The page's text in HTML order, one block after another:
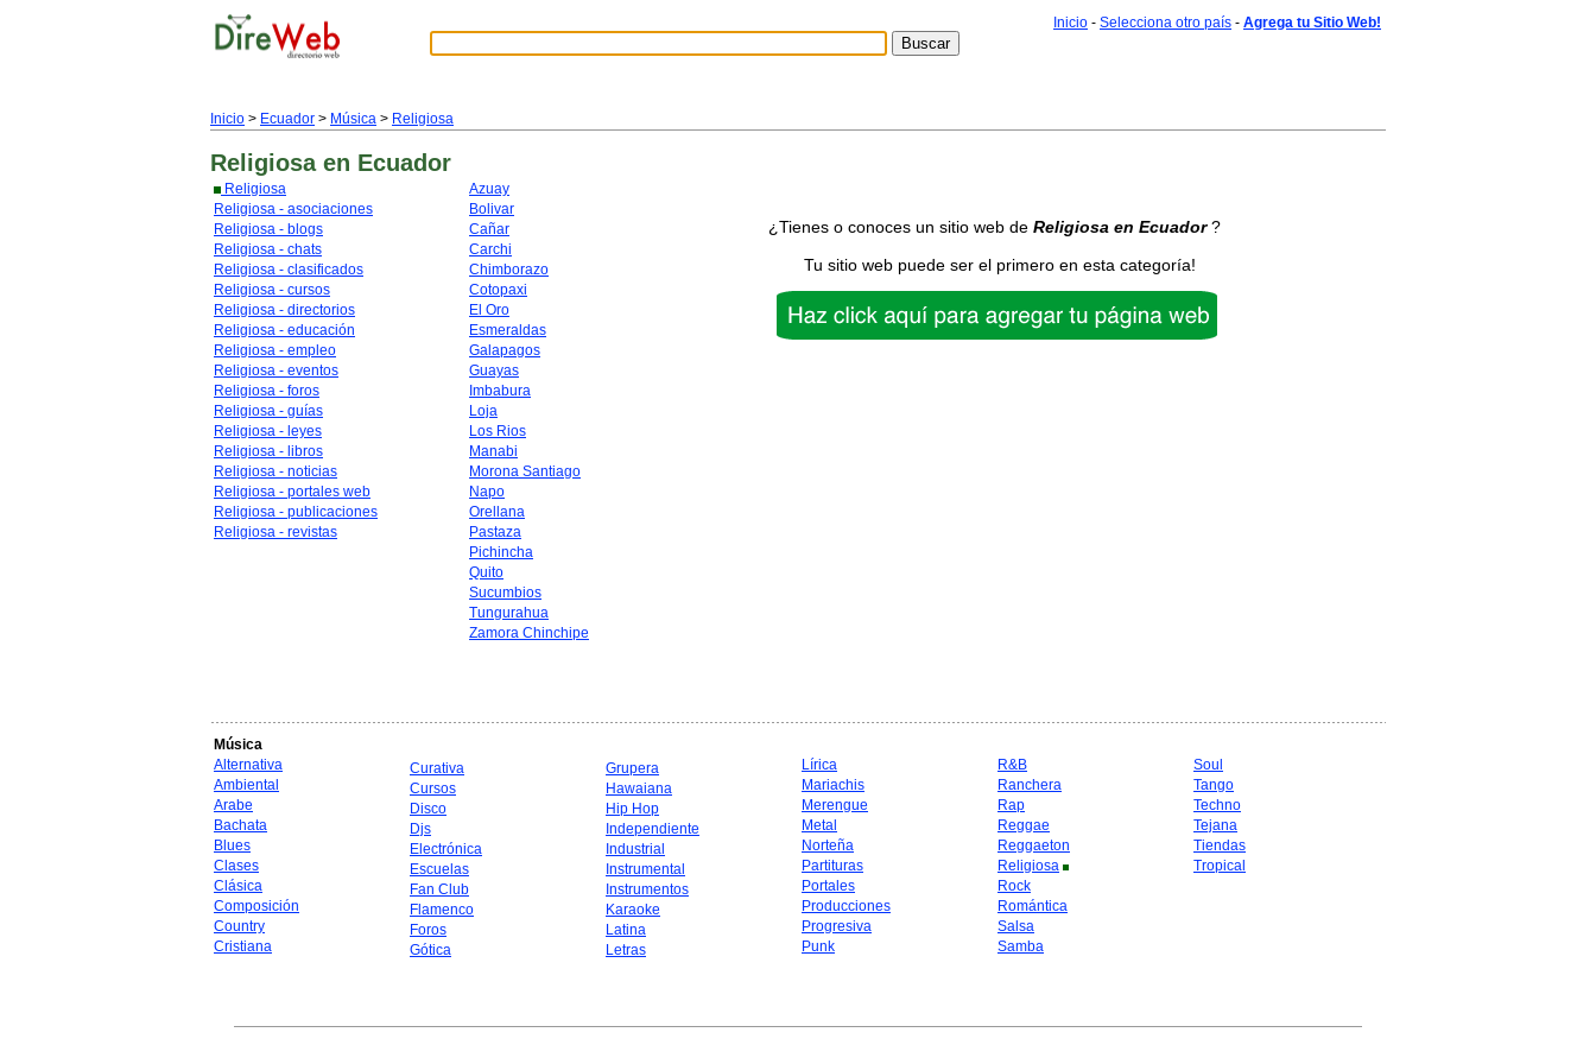
Inicio - Selecciona otro país - Agrega tu Sitio Web!
Inicio > Ecuador > Música > Religiosa
Religiosa en Ecuador
Religiosa
Religiosa - asociaciones
Religiosa - blogs
Religiosa - chats
Religiosa - clasificados
Religiosa - cursos
Religiosa - directorios
Religiosa - educación
Religiosa - empleo
Religiosa - eventos
Religiosa - foros
Religiosa - guías
Religiosa - leyes
Religiosa - libros
Religiosa - noticias
Religiosa - portales web
Religiosa - publicaciones
Religiosa - revistas
Azuay
Bolivar
Cañar
Carchi
Chimborazo
Cotopaxi
El Oro
Esmeraldas
Galapagos
Guayas
Imbabura
Loja
Los Rios
Manabi
Morona Santiago
Napo
Orellana
Pastaza
Pichincha
Quito
Sucumbios
Tungurahua
Zamora Chinchipe
¿Tienes o conoces un sitio web de Religiosa en Ecuador?
Tu sitio web puede ser el primero en esta categoría!
Música
Alternativa
Ambiental
Arabe
Bachata
Blues
Clases
Clásica
Composición
Country
Cristiana
Curativa
Cursos
Disco
Djs
Electrónica
Escuelas
Fan Club
Flamenco
Foros
Gótica
Grupera
Hawaiana
Hip Hop
Independiente
Industrial
Instrumental
Instrumentos
Karaoke
Latina
Letras
Lírica
Mariachis
Merengue
Metal
Norteña
Partituras
Portales
Producciones
Progresiva
Punk
R&B
Ranchera
Rap
Reggae
Reggaeton
Religiosa
Rock
Romántica
Salsa
Samba
Soul
Tango
Techno
Tejana
Tiendas
Tropical